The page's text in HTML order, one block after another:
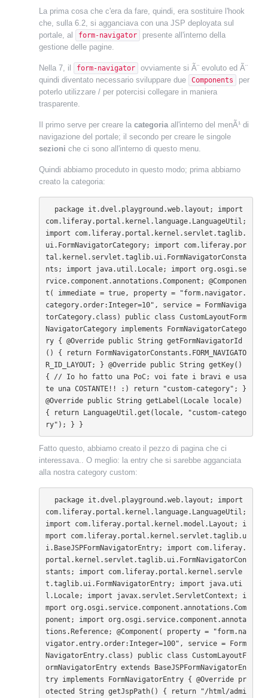
La prima cosa che c'era da fare, quindi, era sostituire l'hook
che, sulla 6.2, si agganciava con una JSP deployata sul
portale, al
form-navigator
presente all'interno della
gestione delle pagine.
Nella 7, il form-navigator
ovviamente si Ã¨ evoluto ed Ã¨
quindi diventato necessario sviluppare due
Components
per
poterlo utilizzare / per potercisi collegare in maniera
trasparente.
Il primo serve per creare la categoriaall'interno del menÃ¹ di
navigazione del portale; il secondo per creare le singole
sezioni che ci sono all'interno di questo menu.
Quindi abbiamo proceduto in questo modo; prima abbiamo
creato la categoria:
package it.dvel.playground.web.layout; import
com.liferay.portal.kernel.language.LanguageUtil;
import com.liferay.portal.kernel.servlet.taglib.
ui.FormNavigatorCategory; import com.liferay.por
tal.kernel.servlet.taglib.ui.FormNavigatorConsta
nts; import java.util.Locale; import org.osgi.se
rvice.component.annotations.Component; @Componen
t( immediate = true, property = "form.navigator.
category.order:Integer=10", service = FormNaviga
torCategory.class) public class CustomLayoutForm
NavigatorCategory implements FormNavigatorCatego
ry { @Override public String getFormNavigatorId
() { return FormNavigatorConstants.FORM_NAVIGATO
R_ID_LAYOUT; } @Override public String getKey()
{ // Io ho fatto una PoC; voi fate i bravi e usa
te una COSTANTE!! :) return "custom-category"; }
@Override public String getLabel(Locale locale)
{ return LanguageUtil.get(locale, "custom-catego
ry"); } }
Fatto questo, abbiamo creato il pezzo di pagina che ci
interessava.. O meglio: la entry che si sarebbe agganciata
alla nostra category custom:
package it.dvel.playground.web.layout; import
com.liferay.portal.kernel.language.LanguageUtil;
import com.liferay.portal.kernel.model.Layout; i
mport com.liferay.portal.kernel.servlet.taglib.u
i.BaseJSPFormNavigatorEntry; import com.liferay.
portal.kernel.servlet.taglib.ui.FormNavigatorCon
stants; import com.liferay.portal.kernel.servle
t.taglib.ui.FormNavigatorEntry; import java.uti
l.Locale; import javax.servlet.ServletContext; i
mport org.osgi.service.component.annotations.Com
ponent; import org.osgi.service.component.annota
tions.Reference; @Component( property = "form.na
vigator.entry.order:Integer=100", service = Form
NavigatorEntry.class) public class CustomLayoutF
ormNavigatorEntry extends BaseJSPFormNavigatorEn
try implements FormNavigatorEntry { @Override pr
otected String getJspPath() { return "/html/admi